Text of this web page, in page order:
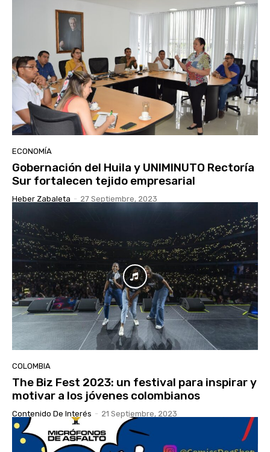
ECONOMÍA
Gobernación del Huila y UNIMINUTO Rectoría
Sur fortalecen tejido empresarial
Heber Zabaleta - 27 Septiembre, 2023
COLOMBIA
The Biz Fest 2023: un festival para inspirar y
motivar a los jóvenes colombianos
Contenido De Interés - 21 Septiembre, 2023